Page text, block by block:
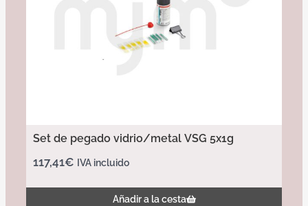
Set de pegado vidrio/metal VSG 5x1g
117,41€ IVA incluido
Añadir a la cesta